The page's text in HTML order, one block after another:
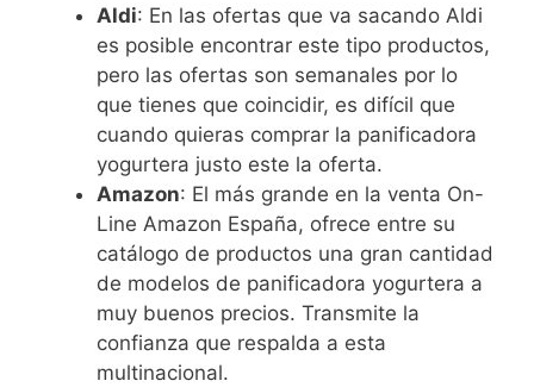
Aldi: En las ofertas que va sacando Aldi
es posible encontrar este tipo productos,
pero las ofertas son semanales por lo
que tienes que coincidir, es difícil que
cuando quieras comprar la panificadora
yogurtera justo este la oferta.
Amazon: El más grande en la venta On-
Line Amazon España, ofrece entre su
catálogo de productos una gran cantidad
de modelos de panificadora yogurtera a
muy buenos precios. Transmite la
confianza que respalda a esta
multinacional.